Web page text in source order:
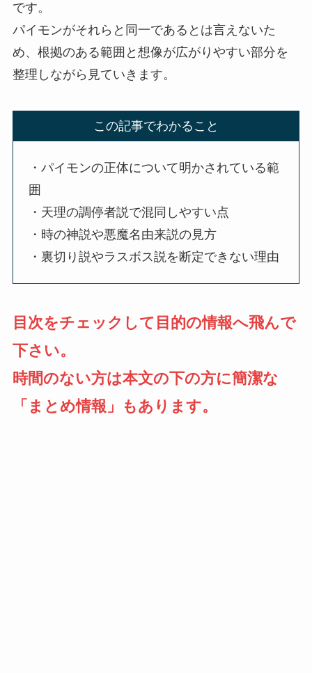
です。
パイモンがそれらと同一であるとは言えないた
め、根拠のある範囲と想像が広がりやすい部分を
整理しながら見ていきます。
この記事でわかること
・パイモンの正体について明かされている範
囲
・天理の調停者説で混同しやすい点
・時の神説や悪魔名由来説の見方
・裏切り説やラスボス説を断定できない理由
目次をチェックして目的の情報へ飛んで
下さい。
時間のない方は本文の下の方に簡潔な
「まとめ情報」もあります。